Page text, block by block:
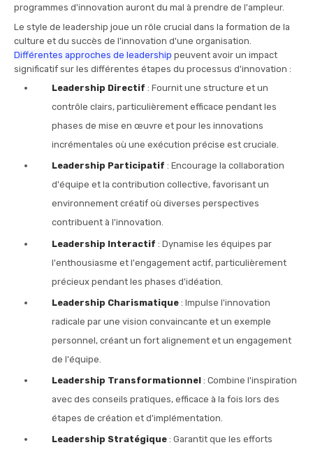
programmes d'innovation auront du mal à prendre de l'ampleur.
Le style de leadership joue un rôle crucial dans la formation de la
culture et du succès de l'innovation d'une organisation.
Différentes approches de leadership peuvent avoir un impact
significatif sur les différentes étapes du processus d'innovation :
Leadership Directif : Fournit une structure et un
contrôle clairs, particulièrement efficace pendant les
phases de mise en œuvre et pour les innovations
incrémentales où une exécution précise est cruciale.
Leadership Participatif : Encourage la collaboration
d'équipe et la contribution collective, favorisant un
environnement créatif où diverses perspectives
contribuent à l'innovation.
Leadership Interactif : Dynamise les équipes par
l'enthousiasme et l'engagement actif, particulièrement
précieux pendant les phases d'idéation.
Leadership Charismatique : Impulse l'innovation
radicale par une vision convaincante et un exemple
personnel, créant un fort alignement et un engagement
de l'équipe.
Leadership Transformationnel : Combine l'inspiration
avec des conseils pratiques, efficace à la fois lors des
étapes de création et d'implémentation.
Leadership Stratégique : Garantit que les efforts